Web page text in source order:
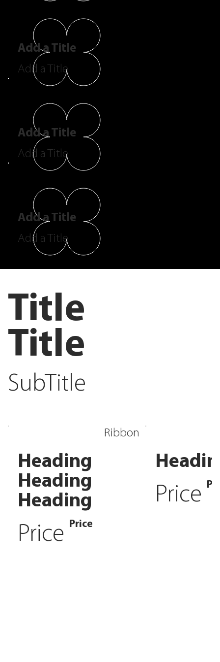
Add a Title
Add a Title
Add a Title
Add a Title
Add a Title
Add a Title
Title
Title
SubTitle
Ribbon
Heading
Heading
Heading
Price Price
Price